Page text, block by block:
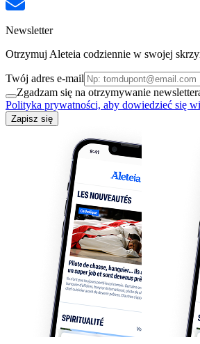
Newsletter
Otrzymuj Aleteia codziennie w swojej
Twój adres e-mail
Zgadzam się na otrzymywanie
Polityka prywatności, aby dowiedzieć się
Zapisz się